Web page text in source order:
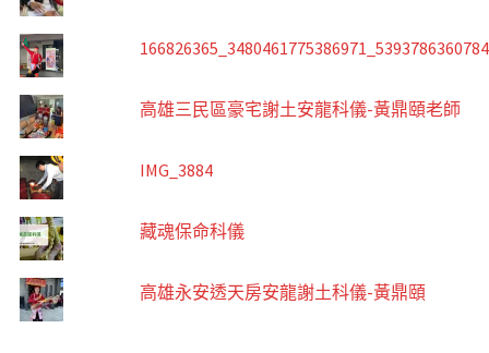
高雄三民區豪宅謝土安龍科儀-黃鼎頤老師
IMG_3884
藏魂保命科儀
高雄永安透天房安龍謝土科儀-黃鼎頤